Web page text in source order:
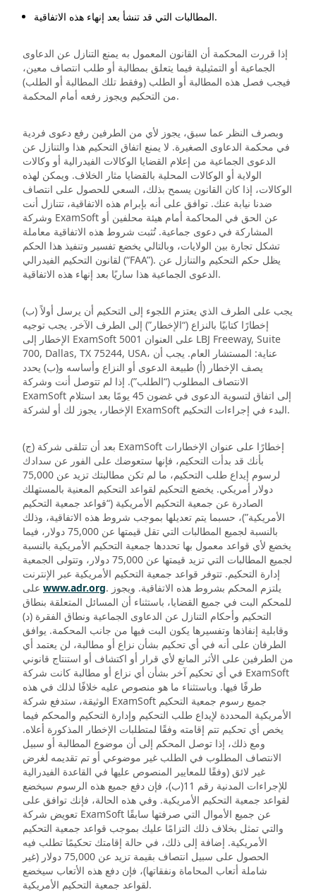
المطالبات التي قد تنشأ بعد إنهاء هذه الاتفاقية.
إذا قررت المحكمة أن القانون المعمول به يمنع التنازل عن الدعاوى
الجماعية أو التمثيلية فيما يتعلق بمطالبة أو طلب انتصاف معين،
فيجب فصل هذه المطالبة أو الطلب (وفقط تلك المطالبة أو الطلب)
من التحكيم ويجوز رفعه أمام المحكمة.
وبصرف النظر عما سبق، يجوز لأي من الطرفين رفع دعوى فردية
في محكمة الدعاوى الصغيرة. لا يمنع اتفاق التحكيم هذا والتنازل عن
الدعوى الجماعية من إعلام القضايا الوكالات الفيدرالية أو وكالات
الولاية أو الوكالات المحلية بالقضايا مثار الخلاف. ويمكن لهذه
الوكالات، إذا كان القانون يسمح بذلك، السعي للحصول على انتصاف
ضدنا نيابة عنك. توافق على أنه بإبرام هذه الاتفاقية، تتنازل أنت
وشركة ExamSoft عن الحق في المحاكمة أمام هيئة محلفين أو
المشاركة في دعوى جماعية. تُثبت شروط هذه الاتفاقية معاملة
تشكل تجارة بين الولايات، وبالتالي يخضع تفسير وتنفيذ هذا الحكم
لقانون التحكيم الفيدرالي (“FAA”). يظل حكم التحكيم والتنازل عن
الدعوى الجماعية هذا ساريًا بعد إنهاء هذه الاتفاقية.
(ب) يجب على الطرف الذي يعتزم اللجوء إلى التحكيم أن يرسل أولاً
إخطارًا كتابيًا بالنزاع (“الإخطار”) إلى الطرف الآخر. يجب توجيه
الإخطار إلى ExamSoft على العنوان 5001 LBJ Freeway, Suite
700, Dallas, TX 75244, USA، عناية: المستشار العام. يجب أن
يصف الإخطار (أ) طبيعة الدعوى أو النزاع وأساسه و(ب) يحدد
الانتصاف المطلوب (“الطلب”). إذا لم تتوصل أنت وشركة
ExamSoft إلى اتفاق لتسوية الدعوى في غضون 45 يومًا بعد استلام
الإخطار، يجوز لك أو لشركة ExamSoft البدء في إجراءات التحكيم.
(ج) بعد أن تتلقى شركة ExamSoft إخطارًا على عنوان الإخطارات
بأنك قد بدأت التحكيم، فإنها ستعوضك على الفور عن سدادك
لرسوم إيداع طلب التحكيم، ما لم تكن مطالبتك تزيد عن 75,000
دولار أمريكي. يخضع التحكيم لقواعد التحكيم المعنية بالمستهلك
الصادرة عن جمعية التحكيم الأمريكية (“قواعد جمعية التحكيم
الأمريكية”)، حسبما يتم تعديلها بموجب شروط هذه الاتفاقية، وذلك
بالنسبة لجميع المطالبات التي تقل قيمتها عن 75,000 دولار، فيما
يخضع لأي قواعد معمول بها تحددها جمعية التحكيم الأمريكية بالنسبة
لجميع المطالبات التي تزيد قيمتها عن 75,000 دولار، وتتولى الجمعية
إدارة التحكيم. تتوفر قواعد جمعية التحكيم الأمريكية عبر الإنترنت
www.adr.org. يلتزم المحكم بشروط هذه الاتفاقية. ويجوز
للمحكم البت في جميع القضايا، باستثناء أن المسائل المتعلقة بنطاق
التحكيم وأحكام التنازل عن الدعاوى الجماعية ونطاق الفقرة (د)
وقابلية إنفاذها وتفسيرها يكون البت فيها من جانب المحكمة. يوافق
الطرفان على أنه في أي تحكيم بشأن نزاع أو مطالبة، لن يعتمد أي
من الطرفين على الأثر المانع لأي قرار أو اكتشاف أو استنتاج قانوني
في أي تحكيم آخر بشأن أي نزاع أو مطالبة كانت شركة ExamSoft
طرفًا فيها. وباستثناء ما هو منصوص عليه خلافًا لذلك في هذه
الوثيقة، ستدفع شركة ExamSoft جميع رسوم جمعية التحكيم
الأمريكية المحددة لإيداع طلب التحكيم وإدارة التحكيم والمحكم فيما
يخص أي تحكيم تتم إقامته وفقًا لمتطلبات الإخطار المذكورة أعلاه.
ومع ذلك، إذا توصل المحكم إلى أن موضوع المطالبة أو سبيل
الانتصاف المطلوب في الطلب غير موضوعي أو تم تقديمه لغرض
غير لائق (وفقًا للمعايير المنصوص عليها في القاعدة الفيدرالية
للإجراءات المدنية رقم 11(ب)، فإن دفع جميع هذه الرسوم سيخضع
لقواعد جمعية التحكيم الأمريكية. وفي هذه الحالة، فإنك توافق على
تعويض شركة ExamSoft عن جميع الأموال التي صرفتها سابقًا
والتي تمثل بخلاف ذلك التزامًا عليك بموجب قواعد جمعية التحكيم
الأمريكية. إضافة إلى ذلك، في حالة إقامتك تحكيمًا تطلب فيه
الحصول على سبيل انتصاف بقيمة تزيد عن 75,000 دولار (غير
شاملة أتعاب المحاماة ونفقاتها)، فإن دفع هذه الأتعاب سيخضع
لقواعد جمعية التحكيم الأمريكية.